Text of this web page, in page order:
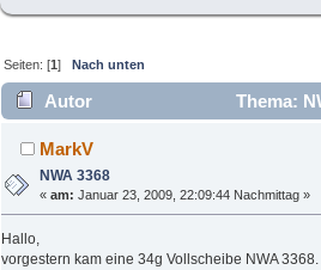
Seiten: [1]Nach unten
Autor
Thema:
mal)
MarkV
NWA 3368
«am: Januar 23, 2009, 22:09:44 Nachmittag »
Hallo,
vorgestern kam eine 34g Vollscheibe NWA